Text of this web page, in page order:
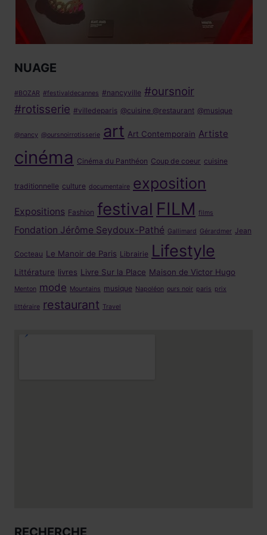
NUAGE
#BOZAR #festivaldecannes #nancyville #oursnoir
#rotisserie #villedeparis @cuisine @restaurant @musique
@nancy @oursnoirrotisserie art Art Contemporain Artiste
cinéma Cinéma du Panthéon Coup de coeur cuisine
traditionnelle culture documentaire exposition
Expositions Fashion festival FILM films
Fondation Jérôme Seydoux-Pathé Gallimard Gérardmer Jean
Cocteau Le Manoir de Paris Librairie Lifestyle
Littérature livres Livre Sur la Place Maison de Victor Hugo
Menton mode Mountains musique Napoléon ours noir paris prix
littéraire restaurant Travel
RECHERCHE